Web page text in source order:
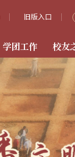
旧版入口
学团工作 校友